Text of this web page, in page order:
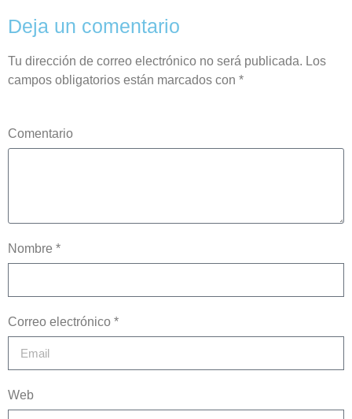
Deja un comentario
Tu dirección de correo electrónico no será publicada. Los
campos obligatorios están marcados con *
Comentario
Nombre *
Correo electrónico *
Web